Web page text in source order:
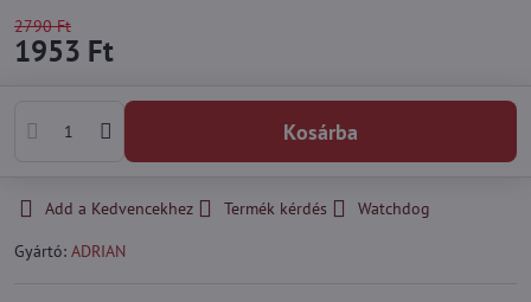
2790 Ft
1953 Ft
Kosárba
Add a Kedvencekhez Termék kérdés
Watchdog
Gyártó: ADRIAN